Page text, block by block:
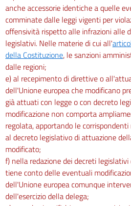
anche accessorie identiche a quelle
comminate dalle leggi vigenti per
offensività rispetto alle infrazioni alle
legislativi. Nelle materie di cui all'
della Costituzione, le sanzioni
dalle regioni;
e) al recepimento di direttive o
dell'Unione europea che modificano
già attuati con legge o con decreto
modificazione non comporta
regolata, apportando le
al decreto legislativo di attuazione
modificato;
f) nella redazione dei decreti
tiene conto delle eventuali
dell'Unione europea comunque
dell'esercizio della delega;